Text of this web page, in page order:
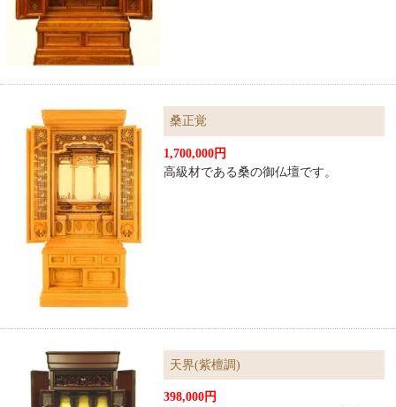
桑正覚
1,700,000円
高級材である桑の御仏壇です。
天界(紫檀調)
398,000円